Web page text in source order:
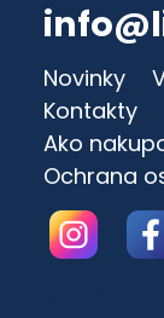
Novinky
Kontakty
Ako
Ochrana